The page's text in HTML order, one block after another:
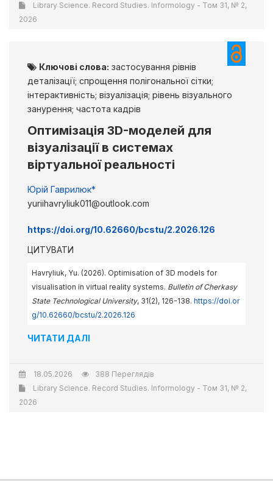
Library Science. Record Studies. Informology - Том 31, № 2,
2026
Ключові слова: застосування рівнів
деталізації; спрощення полігональної сітки;
інтерактивність; візуалізація; рівень візуального
занурення; частота кадрів
Оптимізація 3D-моделей для
візуалізації в системах
віртуальної реальності
Юрій Гаврилюк*
yuriihavryliuk011@outlook.com
https://doi.org/10.62660/bcstu/2.2026.126
ЦИТУВАТИ
Havryliuk, Yu. (2026). Optimisation of 3D models for
visualisation in virtual reality systems. Bulletin of Cherkasy
State Technological University, 31(2), 126-138. https://doi.or
g/10.62660/bcstu/2.2026.126
ЧИТАТИ ДАЛІ
18.05.2026
388 Переглядів
Library Science. Record Studies. Informology - Том 31, № 2,
2026